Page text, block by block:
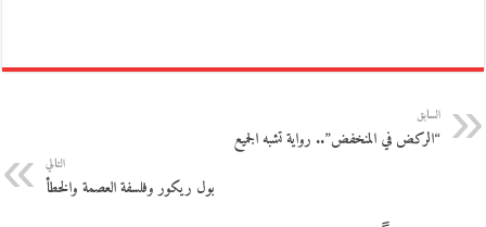
السابق
“الركض في المنخفض”.. رواية تشبه الجميع
التالي
بول ريكور وفلسفة العصمة والخطأ